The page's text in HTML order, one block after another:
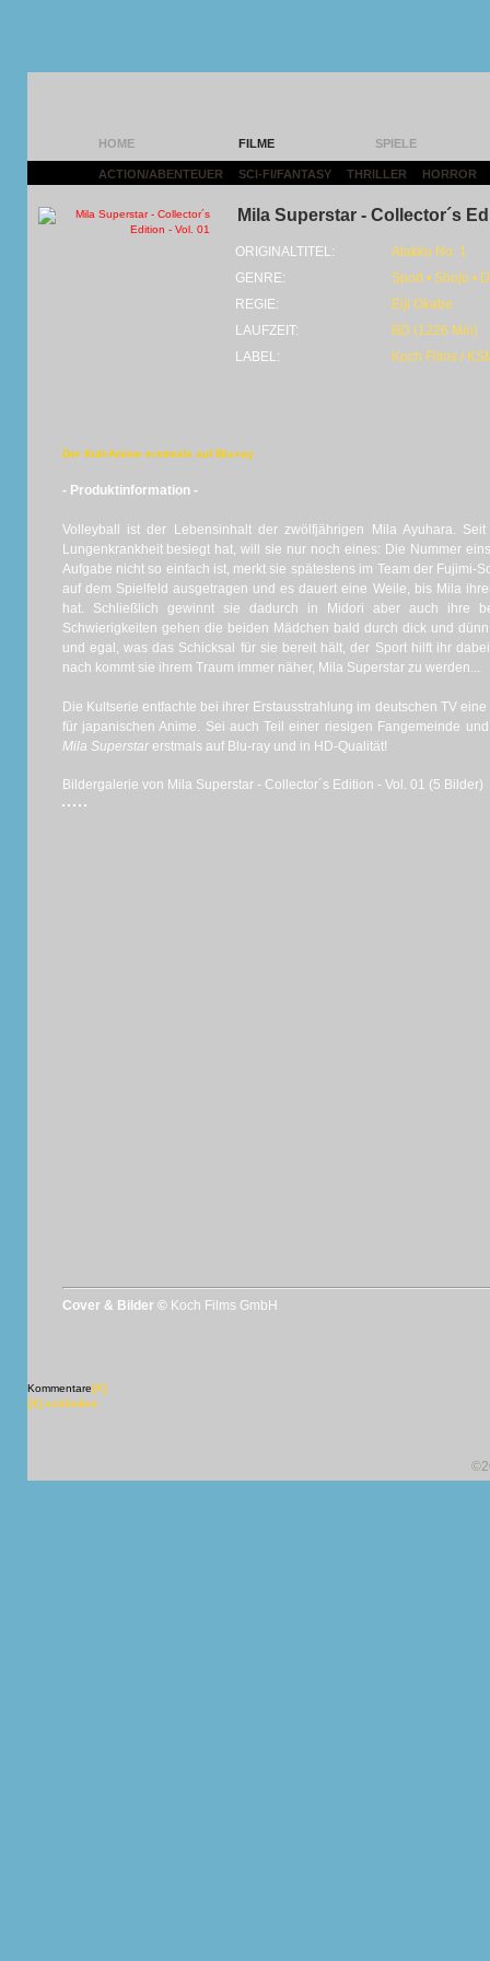
HOME FILME SPIELE
ACTION/ABENTEUER SCI-FI/FANTASY THRILLER HORROR
Mila Superstar - Collector´s
ORIGINALTITEL:
Atakku No. 1
GENRE:
Sport • Shojo •
REGIE:
Eiji Okabe
LAUFZEIT:
BD (1226 Min)
LABEL:
Koch Films /
Der Kult-Anime erstmals auf Blu-ray
- Produktinformation -
Volleyball ist der Lebensinhalt der zwölfjährigen Mila Ayuhara.
Lungenkrankheit besiegt hat, will sie nur noch eines: Die Nummer
Aufgabe nicht so einfach ist, merkt sie spätestens im Team der Fujimi-
auf dem Spielfeld ausgetragen und es dauert eine Weile, bis Mila
hat. Schließlich gewinnt sie dadurch in Midori aber auch ihre
Schwierigkeiten gehen die beiden Mädchen bald durch dick und
und egal, was das Schicksal für sie bereit hält, der Sport hilft ihr
nach kommt sie ihrem Traum immer näher, Mila Superstar zu werden...
Die Kultserie entfachte bei ihrer Erstausstrahlung im deutschen TV
für japanischen Anime. Sei auch Teil einer riesigen Fangemeinde
Mila Superstarerstmals auf Blu-ray und in HD-Qualität!
Bildergalerie von Mila Superstar - Collector´s Edition - Vol. 01 (5 Bilder)
Cover & Bilder © Koch Films GmbH
Kommentare[X]
[X] schließen